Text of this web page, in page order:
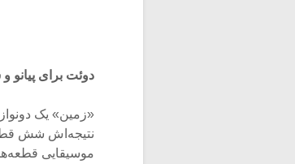
دوئت برای پیانو
«زمین» یک
نتیجه‌اش شش
موسیقایی